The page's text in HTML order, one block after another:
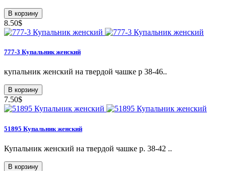
В корзину
8.50$
777-3 Купальник женский
купальник женский на твердой чашке р 38-46..
В корзину
7.50$
51895 Купальник женский
Купальник женский на твердой чашке р. 38-42 ..
В корзину